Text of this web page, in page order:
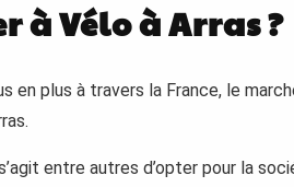
à Vélo à Arras ?
plus à travers la France, le
entre autres d’opter pour la